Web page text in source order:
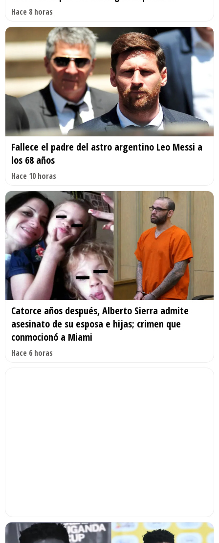
Hace 8 horas
Fallece el padre del astro argentino Leo Messi a
los 68 años
Hace 10 horas
Catorce años después, Alberto Sierra admite
asesinato de su esposa e hijas; crimen que
conmocionó a Miami
Hace 6 horas